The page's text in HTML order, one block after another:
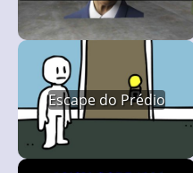
Escape do Prédio